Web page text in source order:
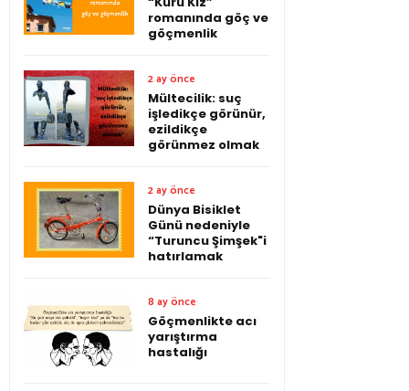
romanında göç ve
göçmenlik
2 ay önce
Mültecilik: suç
işledikçe görünür,
ezildikçe
görünmez olmak
2 ay önce
Dünya Bisiklet
Günü nedeniyle
“Turuncu Şimşek"i
hatırlamak
8 ay önce
Göçmenlikte acı
yarıştırma
hastalığı